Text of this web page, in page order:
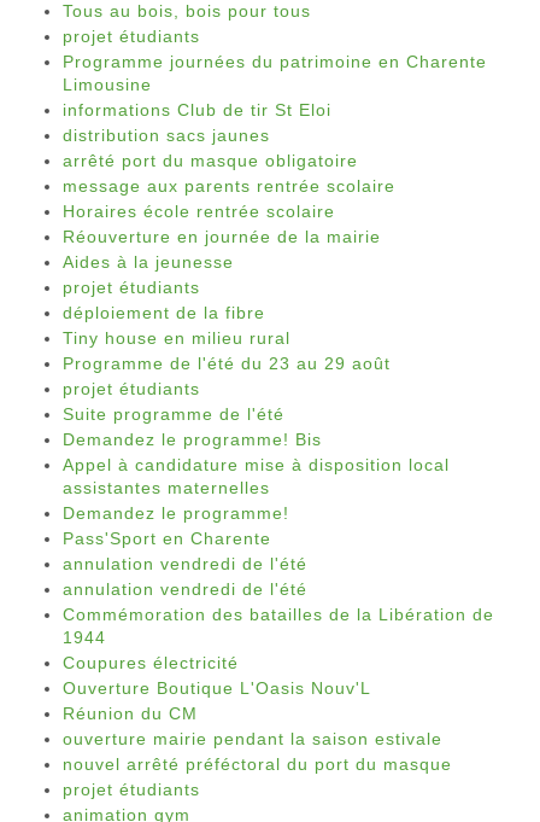
Tous au bois, bois pour tous
projet étudiants
Programme journées du patrimoine en Charente
Limousine
informations Club de tir St Eloi
distribution sacs jaunes
arrêté port du masque obligatoire
message aux parents rentrée scolaire
Horaires école rentrée scolaire
Réouverture en journée de la mairie
Aides à la jeunesse
projet étudiants
déploiement de la fibre
Tiny house en milieu rural
Programme de l'été du 23 au 29 août
projet étudiants
Suite programme de l'été
Demandez le programme! Bis
Appel à candidature mise à disposition local
assistantes maternelles
Demandez le programme!
Pass'Sport en Charente
annulation vendredi de l'été
annulation vendredi de l'été
Commémoration des batailles de la Libération de
1944
Coupures électricité
Ouverture Boutique L'Oasis Nouv'L
Réunion du CM
ouverture mairie pendant la saison estivale
nouvel arrêté préféctoral du port du masque
projet étudiants
animation gym